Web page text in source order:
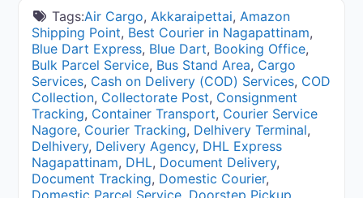
Tags:Air Cargo,Akkaraipettai,Amazon
Shipping Point, Best Courier in Nagapattinam,
Blue Dart Express, Blue Dart, Booking Office,
Bulk Parcel Service, Bus Stand Area, Cargo
Services, Cash on Delivery (COD) Services, COD
Collection, Collectorate Post, Consignment
Tracking, Container Transport, Courier Service
Nagore, Courier Tracking, Delhivery Terminal,
Delhivery, Delivery Agency, DHL Express
Nagapattinam, DHL, Document Delivery,
Document Tracking, Domestic Courier,